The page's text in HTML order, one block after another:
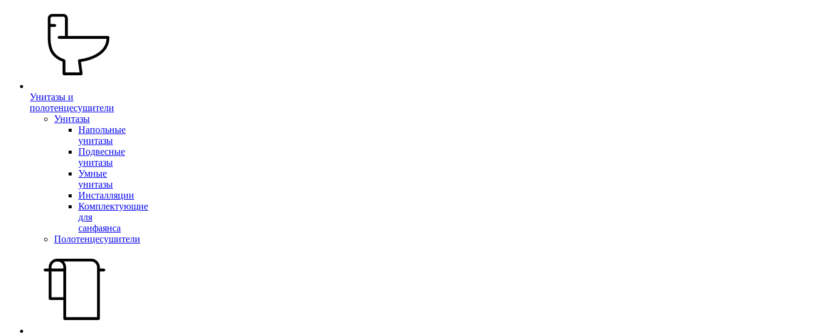
Унитазы и
полотенцесушители
Унитазы
Напольные
унитазы
Подвесные
унитазы
Умные
унитазы
Инсталляции
Комплектующие
для
санфаянса
Полотенцесушители